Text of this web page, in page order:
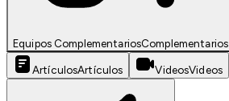
Equipos ComplementariosComplementarios
ArtículosArtículos VideosVideos